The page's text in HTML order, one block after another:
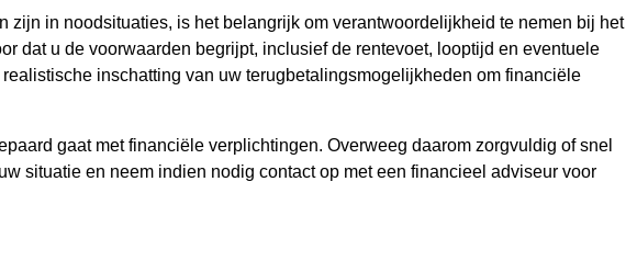
zijn in noodsituaties, is het belangrijk om verantwoordelijkheid te nemen bij het
dat u de voorwaarden begrijpt, inclusief de rentevoet, looptijd en eventuele
inschatting van uw terugbetalingsmogelijkheden om financiële
gaat met financiële verplichtingen. Overweeg daarom zorgvuldig of snel
situatie en neem indien nodig contact op met een financieel adviseur voor